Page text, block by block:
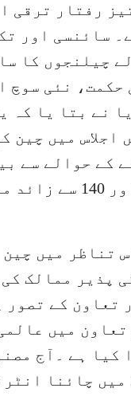
رفتار ترقی
سائنسی اور
چیلنجوں کا
نئی سوچ
میں چین
کے حوالے سے
متعلق ایک قرارداد
تناظر میں چین
پذیر ممالک
تعاون کے تصور
میں
کیا ہے ۔آج
چین کی ترقی نمایاں ہے ۔